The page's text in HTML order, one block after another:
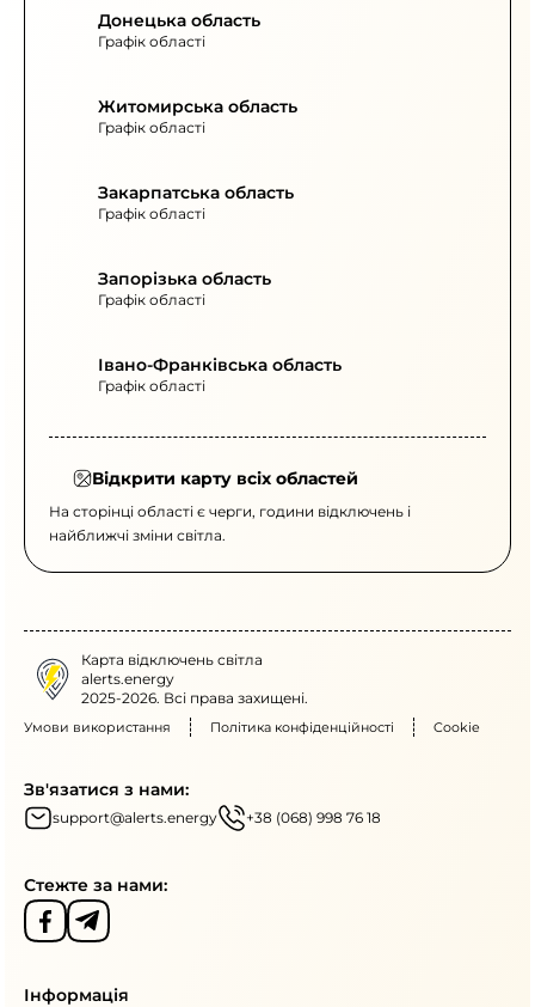
Донецька область
Графік області
Житомирська область
Графік області
Закарпатська область
Графік області
Запорізька область
Графік області
Івано-Франківська область
Графік області
Відкрити карту всіх областей
На сторінці області є черги, години відключень і
найближчі зміни світла.
Карта відключень світла
alerts.energy
2025-2026. Всі права захищені.
Умови використання Політика конфіденційності Cookie
Зв'язатися з нами:
support@alerts.energy +38 (068) 998 76 18
Стежте за нами:
Інформація